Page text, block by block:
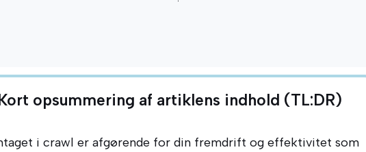
opsummering af artiklens indhold (TL:DR)
i crawl er afgørende for din fremdrift og effektivitet som